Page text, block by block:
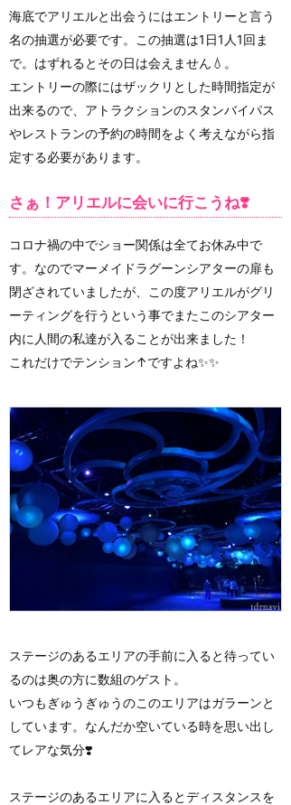
海底でアリエルと出会うにはエントリーと言う
名の抽選が必要です。この抽選は1日1人1回ま
で。はずれるとその日は会えません💧。
エントリーの際にはザックリとした時間指定が
出来るので、アトラクションのスタンバイパス
やレストランの予約の時間をよく考えながら指
定する必要があります。
さぁ！アリエルに会いに行こうね❣️
コロナ禍の中でショー関係は全てお休み中で
す。なのでマーメイドラグーンシアターの扉も
閉ざされていましたが、この度アリエルがグリ
ーティングを行うという事でまたこのシアター
内に人間の私達が入ることが出来ました！
これだけでテンション↑ですよね✨✨
ステージのあるエリアの手前に入ると待ってい
るのは奥の方に数組のゲスト。
いつもぎゅうぎゅうのこのエリアはガラーンと
しています。なんだか空いている時を思い出し
てレアな気分❣️
ステージのあるエリアに入るとディスタンスを